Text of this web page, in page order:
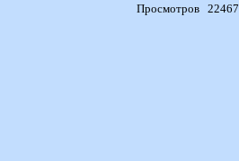
Просмотров 22467